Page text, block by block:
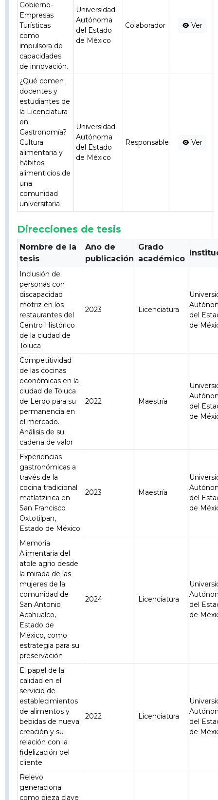
Gobierno-
Empresas
Turísticas
como
impulsora de
capacidades
de innovación.
Universidad
Autónoma
del Estado
de México
Colaborador Ver
¿Qué comen
docentes y
estudiantes de
la Licenciatura
en
Gastronomía?
Cultura
alimentaria y
hábitos
alimenticios de
una
comunidad
universitaria
Universidad
Autónoma
del Estado
de México
Responsable Ver
Direcciones de tesis
Nombre de la
tesis
Año de
publicación
Grado
académico
Inclusión de
personas con
discapacidad
motriz en los
restaurantes del
Centro Histórico
de la ciudad de
Toluca
2023 Licenciatura
del
de
Competitividad
de las cocinas
económicas en la
ciudad de Toluca
de Lerdo para su
permanencia en
el mercado.
Análisis de su
cadena de valor
2022 Maestría
del
de
Experiencias
gastronómicas a
través de la
cocina tradicional
matlatzinca en
San Francisco
Oxtotilpan,
Estado de México
2023 Maestría
del
de
Memoria
Alimentaria del
atole agrio desde
la mirada de las
mujeres de la
comunidad de
San Antonio
Acahualco,
Estado de
México, como
estrategia para su
preservación
2024 Licenciatura
del
de
El papel de la
calidad en el
servicio de
establecimientos
de alimentos y
bebidas de nueva
creación y su
relación con la
fidelización del
cliente
2022 Licenciatura
del
de
Relevo
generacional
como pieza clave